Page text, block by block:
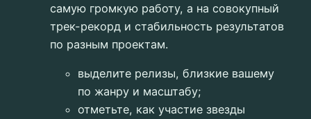
самую громкую работу, а на совокупный
трек-рекорд и стабильность результатов
по разным проектам.
выделите релизы, близкие вашему
по жанру и масштабу;
отметьте, как участие звезды